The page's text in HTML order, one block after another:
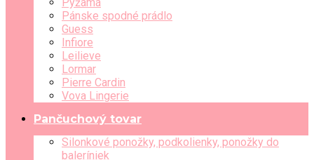
Pánske spodné prádlo
Guess
Infiore
Leilieve
Lormar
Pierre Cardin
Vova Lingerie
Pančuchový tovar
Silonkové ponožky, podkolienky, ponožky do
baleríniek